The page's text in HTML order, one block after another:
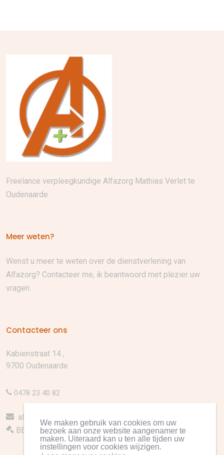
We maken gebruik van cookies om uw
bezoek aan onze website aangenamer te
maken. Uiteraard kan u ten alle tijden uw
instellingen voor cookies wijzigen.
Freelance verpleegkundige Alfazorg Mathias Verlet te
Oudenaarde
Meer weten?
Wenst u meer te weten over de dienstverlening van
Alfazorg? Contacteer me, ik beantwoord met plezier uw
vragen.
Contacteer ons
Kabienstraat 14 ,
9700 Oudenaarde
0478 23 40 82
alfazorg.thuisverpleging@gmail.com
BE 0759.982.033